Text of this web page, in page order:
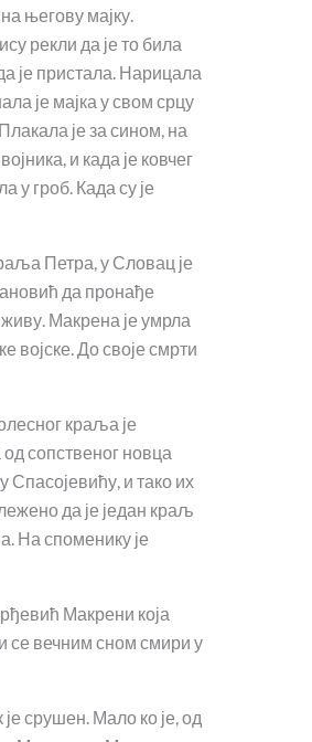
његову мајку.
рекли да је то била
је пристала. Нарицала
је мајка у свом срцу
је за сином, на
и када је ковчег
у гроб. Када су је
Петра, у Словац је
да пронађе
Макрена је умрла
војске. До своје смрти
краља је
сопственог новца
и тако их
да је један краљ
На споменику је
Макрени која
се вечним сном смири у
срушен. Мало ко је, од